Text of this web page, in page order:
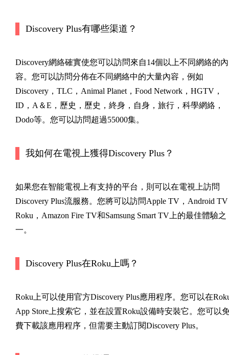
Discovery Plus有哪些渠道？
Discovery網絡確實使您可以訪問來自14個以上不同網絡的內
容。您可以訪問分佈在不同網絡中的大量內容，例如
Discovery，TLC，Animal Planet，Food Network，HGTV，
ID，A＆E，歷史，歷史，終身，自身，旅行，科學網絡，
Dodo等。您可以訪問超過55000集。
我如何在電視上獲得Discovery Plus？
如果您在智能電視上有支持的平台，則可以在電視上訪問
Discovery Plus流服務。您將可以訪問Apple TV，Android
Roku，Amazon Fire TV和Samsung Smart TV上的最佳體驗之
一。
Discovery Plus在Roku上嗎？
Roku上可以使用官方Discovery Plus應用程序。您可以在
App Store上搜索它，並在設置Roku設備時安裝它。您可以
費下載該應用程序，但需要主動訂閱Discovery Plus。